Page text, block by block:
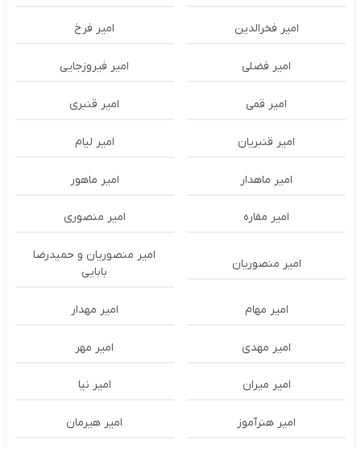
امیر فخرالدین امیر فرخ
امیر فضلی امیر فیروزجایی
امیر قمی امیر قنبری
امیر قنبریان امیر لیام
امیر ماهدار امیر ماهور
امیر مقاره امیر منصوری
امیر منصوریان
امیر منصوریان و حمیدرضا
بابایی
امیر مهام امیر مهدار
امیر مهدی امیر مهر
امیر میران امیر نیا
امیر هنرآموز امیر هیرمان